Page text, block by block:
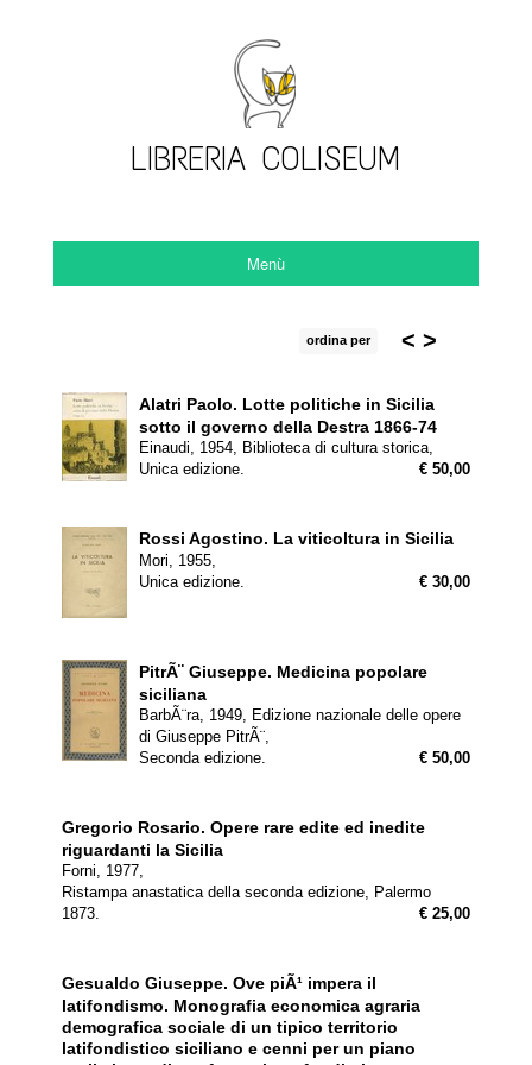
LIBRERIA COLISEUM
Menù
< >
ordina per
Alatri Paolo. Lotte politiche in Sicilia
sotto il governo della Destra 1866-74
Einaudi, 1954, Biblioteca di cultura storica,
Unica edizione.
€ 50,00
Rossi Agostino. La viticoltura in Sicilia
Mori, 1955,
Unica edizione.
€ 30,00
PitrÃ¨ Giuseppe. Medicina popolare
siciliana
BarbÃ¨ra, 1949, Edizione nazionale delle opere
di Giuseppe PitrÃ¨,
Seconda edizione.
€ 50,00
Gregorio Rosario. Opere rare edite ed inedite
riguardanti la Sicilia
Forni, 1977,
Ristampa anastatica della seconda edizione, Palermo
1873.
€ 25,00
Gesualdo Giuseppe. Ove piÃ¹ impera il
latifondismo. Monografia economica agraria
demografica sociale di un tipico territorio
latifondistico siciliano e cenni per un piano